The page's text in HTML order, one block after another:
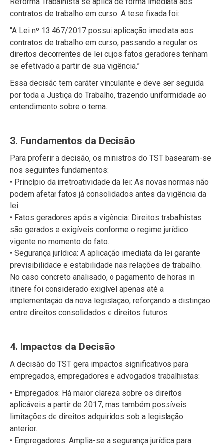
contratos de trabalho em curso. A tese fixada foi:
“A Lei nº 13.467/2017 possui aplicação imediata aos
contratos de trabalho em curso, passando a regular os
direitos decorrentes de lei cujos fatos geradores tenham
se efetivado a partir de sua vigência.”
Essa decisão tem caráter vinculante e deve ser seguida
por toda a Justiça do Trabalho, trazendo uniformidade ao
entendimento sobre o tema.
3. Fundamentos da Decisão
Para proferir a decisão, os ministros do TST basearam-se
nos seguintes fundamentos:
• Princípio da irretroatividade da lei: As novas normas não
podem afetar fatos já consolidados antes da vigência da
lei.
• Fatos geradores após a vigência: Direitos trabalhistas
são gerados e exigíveis conforme o regime jurídico
vigente no momento do fato.
• Segurança jurídica: A aplicação imediata da lei garante
previsibilidade e estabilidade nas relações de trabalho.
No caso concreto analisado, o pagamento de horas in
itinere foi considerado exigível apenas até a
implementação da nova legislação, reforçando a distinção
entre direitos consolidados e direitos futuros.
4. Impactos da Decisão
A decisão do TST gera impactos significativos para
empregados, empregadores e advogados trabalhistas:
• Empregados: Há maior clareza sobre os direitos
aplicáveis a partir de 2017, mas também possíveis
limitações de direitos adquiridos sob a legislação
anterior.
• Empregadores: Amplia-se a segurança jurídica para